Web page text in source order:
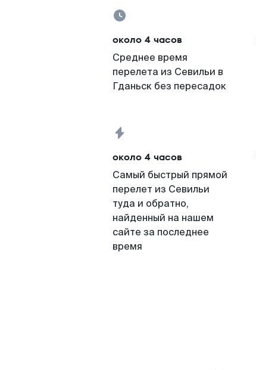
около 4 часов
Среднее время
перелета из Севильи в
Гданьск без пересадок
около 4 часов
Самый быстрый прямой
перелет из Севильи
туда и обратно,
найденный на нашем
сайте за последнее
время